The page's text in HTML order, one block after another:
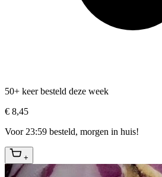
50+ keer besteld deze week
€ 8,45
Voor 23:59 besteld, morgen in huis!
+